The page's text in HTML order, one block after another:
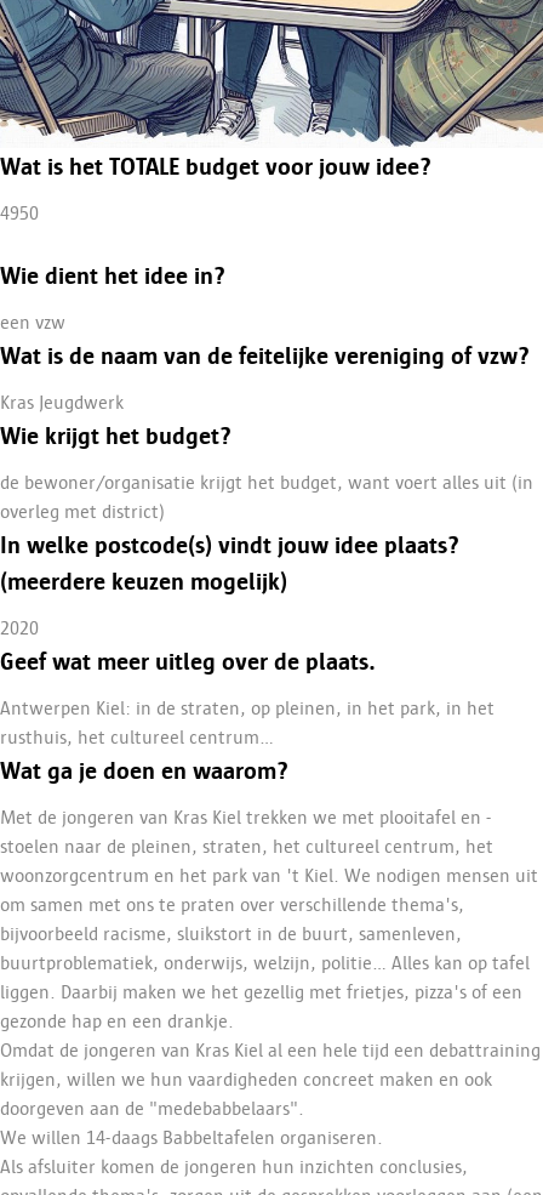
Wat is het TOTALE budget voor jouw idee?
4950
Wie dient het idee in?
een vzw
Wat is de naam van de feitelijke vereniging of vzw?
Kras Jeugdwerk
Wie krijgt het budget?
de bewoner/organisatie krijgt het budget, want voert alles uit (in
overleg met district)
In welke postcode(s) vindt jouw idee plaats?
(meerdere keuzen mogelijk)
2020
Geef wat meer uitleg over de plaats.
Antwerpen Kiel: in de straten, op pleinen, in het park, in het
rusthuis, het cultureel centrum...
Wat ga je doen en waarom?
Met de jongeren van Kras Kiel trekken we met plooitafel en -
stoelen naar de pleinen, straten, het cultureel centrum, het
woonzorgcentrum en het park van 't Kiel. We nodigen mensen uit
om samen met ons te praten over verschillende thema's,
bijvoorbeeld racisme, sluikstort in de buurt, samenleven,
buurtproblematiek, onderwijs, welzijn, politie... Alles kan op tafel
liggen. Daarbij maken we het gezellig met frietjes, pizza's of een
gezonde hap en een drankje.
Omdat de jongeren van Kras Kiel al een hele tijd een debattraining
krijgen, willen we hun vaardigheden concreet maken en ook
doorgeven aan de "medebabbelaars".
We willen 14-daags Babbeltafelen organiseren.
Als afsluiter komen de jongeren hun inzichten conclusies,